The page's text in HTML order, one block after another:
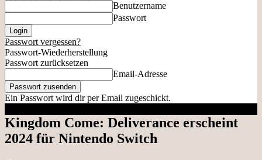
Benutzername
Passwort
Passwort vergessen?
Passwort-Wiederherstellung
Passwort zurücksetzen
Email-Adresse
Ein Passwort wird dir per Email zugeschickt.
Kingdom Come: Deliverance erscheint
2024 für Nintendo Switch